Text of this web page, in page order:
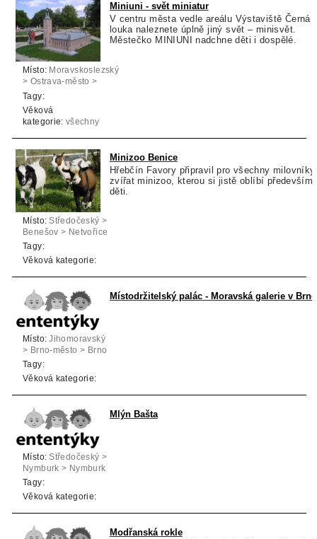
Miniuni - svět miniatur
V centru města vedle areálu Výstaviště Černá
louka naleznete úplně jiný svět – minisvět.
Městečko MINIUNI nadchne děti i dospělé.
Místo: Moravskoslezský
> Ostrava-město >
Ostrava
Tagy:
Věková
kategorie: všechny
Minizoo Benice
Hřebčín Favory připravil pro všechny milovníky
zvířat minizoo, kterou si jistě oblíbí především
děti.
Místo: Středočeský >
Benešov > Netvořice
Tagy:
Věková kategorie:
Místodržitelský palác - Moravská galerie v Brně
Místo: Jihomoravský
> Brno-město > Brno
Tagy:
Věková kategorie:
Mlýn Bašta
Místo: Středočeský >
Nymburk > Nymburk
Tagy:
Věková kategorie:
Modřanská rokle